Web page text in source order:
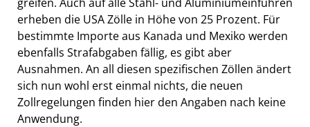
erheben die USA Zölle in Höhe von 25 Prozent. Für
bestimmte Importe aus Kanada und Mexiko werden
ebenfalls Strafabgaben fällig, es gibt aber
Ausnahmen. An all diesen spezifischen Zöllen ändert
sich nun wohl erst einmal nichts, die neuen
Zollregelungen finden hier den Angaben nach keine
Anwendung.